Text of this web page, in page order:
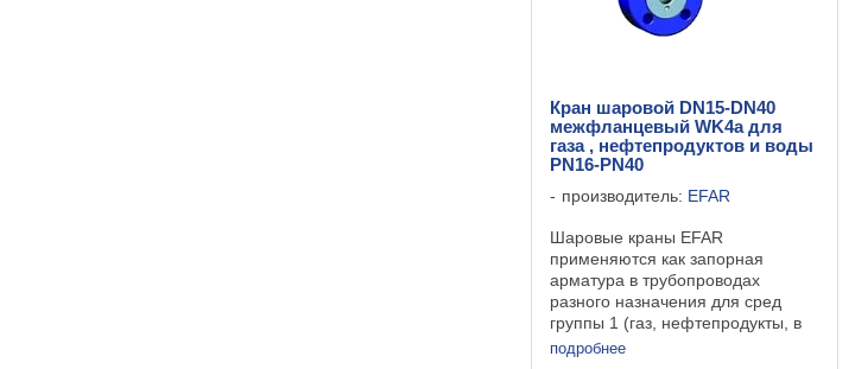
Кран шаровой DN15-DN40
межфланцевый WK4a для
газа , нефтепродуктов и воды
PN16-PN40
производитель: EFAR
Шаровые краны EFAR
применяются как запорная
арматура в трубопроводах
разного назначения для сред
группы 1 (газ, нефтепродукты, в
том числе пропан-бутан и другие)
подробнее